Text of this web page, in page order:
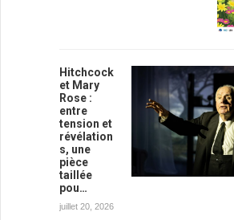
Hitchcock
et Mary
Rose :
entre
tension et
révélation
s, une
pièce
taillée
pou…
juillet 20, 2026